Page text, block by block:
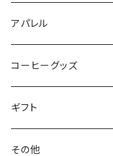
オリジナルブレンド
シングルオリジン
ドリップバッグ
アパレル
コーヒーグッズ
ギフト
その他